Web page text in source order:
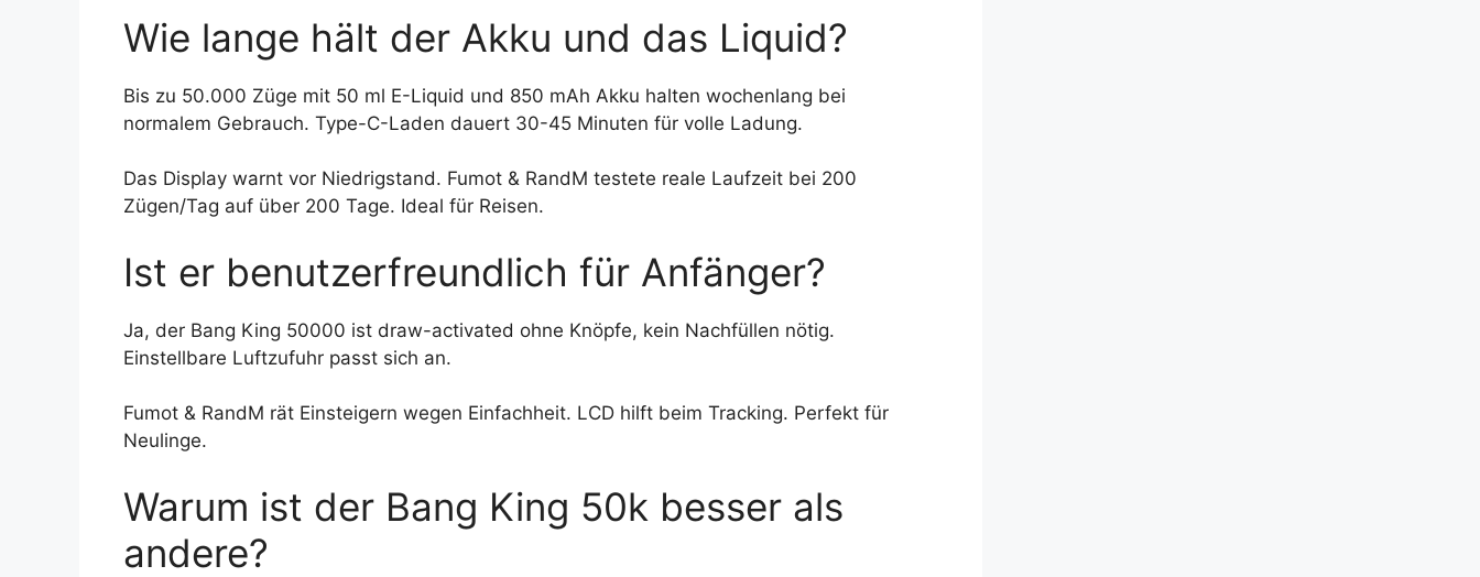
Wie lange hält der Akku und das Liquid?
Bis zu 50.000 Züge mit 50 ml E-Liquid und 850 mAh Akku halten wochenlang bei
normalem Gebrauch. Type-C-Laden dauert 30-45 Minuten für volle Ladung.
Das Display warnt vor Niedrigstand. Fumot & RandM testete reale Laufzeit bei 200
Zügen/Tag auf über 200 Tage. Ideal für Reisen.
Ist er benutzerfreundlich für Anfänger?
Ja, der Bang King 50000 ist draw-activated ohne Knöpfe, kein Nachfüllen nötig.
Einstellbare Luftzufuhr passt sich an.
Fumot & RandM rät Einsteigern wegen Einfachheit. LCD hilft beim Tracking. Perfekt für
Neulinge.
Warum ist der Bang King 50k besser als
andere?